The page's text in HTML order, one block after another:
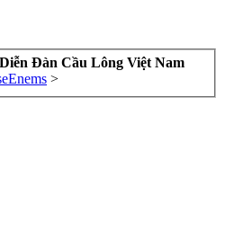
Đàn Cầu Lông Việt Nam
>